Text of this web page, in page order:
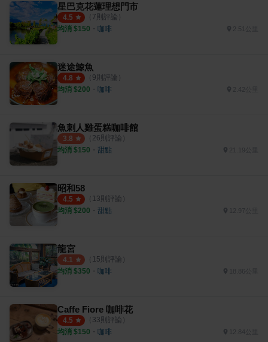
星巴克花蓮理想門市
4.5 （ 7則評論）
均消 $150 ・ 咖啡 2.51公里
迷途鯨魚
4.8 （ 9則評論）
均消 $200 ・ 咖啡
魚刺人雞蛋糕咖啡館
3.8 （ 26則評論）
均消 $150 ・ 甜點
昭和58
4.5 （ 13則評論）
均消 $200 ・ 甜點
龍宮
4.1 （ 15則評論）
均消 $350 ・ 咖啡
Caffe Fiore 咖啡花
4.5 （ 33則評論）
均消 $150 ・ 咖啡